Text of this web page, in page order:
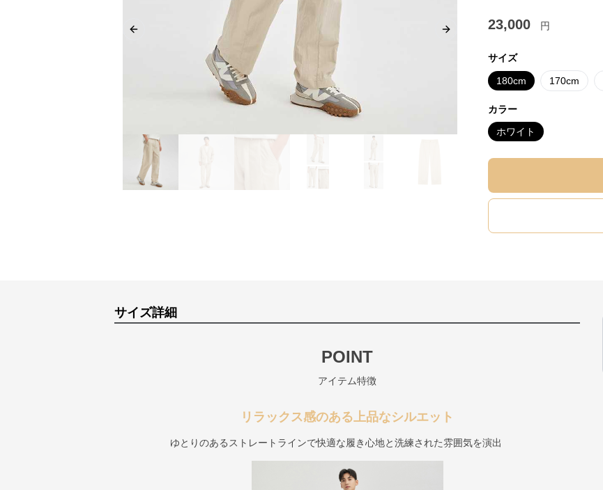
Previous slide Next slide
23,000 円
サイズ
180cm 170cm
カラー
ホワイト
サイズ詳細
POINT
アイテム特徴
リラックス感のある上品なシルエット
ゆとりのあるストレートラインで快適な履き心地と洗練された雰囲気を演出